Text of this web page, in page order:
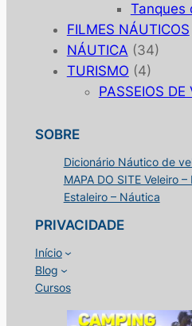
Tanques
FILMES NÁUTICOS
NÁUTICA (34)
TURISMO (4)
PASSEIOS DE
SOBRE
Dicionário Náutico de
MAPA DO SITE Veleiro
Estaleiro – Náutica
PRIVACIDADE
Início
Blog
Cursos